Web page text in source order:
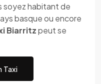
soyez habitant de
basque ou encore
Biarritzpeut se
Taxi